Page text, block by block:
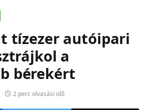
tízezer autóipari
a
bérekért
2 perc olvasási idő